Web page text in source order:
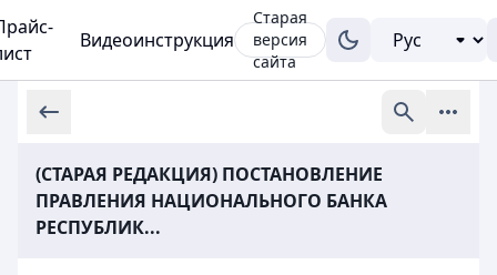
Видеоинструкция
Старая
версия
сайта
(СТАРАЯ РЕДАКЦИЯ) ПОСТАНОВЛЕНИЕ
ПРАВЛЕНИЯ НАЦИОНАЛЬНОГО БАНКА
РЕСПУБЛИК...